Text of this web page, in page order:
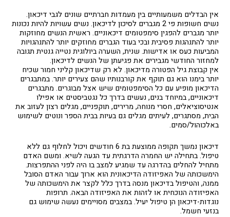
אין הבדלים משמעותיים בין מעמדות חברתיים שונים לגבי דיכאון.
נשים חשופות פי 2 מגברים לסיכון לדיכאון. נשים עשויות להיות נכונות
יותר מגברים להפגין סימפטומים דיכאוניים. ראשית הנשים מחוזקות
יותר להתנהגות פסיבית ובכי בעוד הגברים מחוזקים יותר להתנהגויות
המביעות כעס או אדישות. שנית, השערה ביולוגית נטייה גנטית תגובה
למחזור החודשי מגבירים את פגיעתן של הנשים לדיכאון.
אין קבוצת גיל הפטורה מדיכאון. לא רק שדיכאון קליני חמור שכיח
יותר בימנו הוא גם תוקף את קורבנותיו שהם צעירים יותר. במתבגרים
הדיכאון מופיע עם כל הסימפטומים שיש אצל מבוגרים. מתבגרים
דיכאוניים, במיוחד בנים, נעשים בדרך כל נגטביסטים או אפילו
אנטיסוציאלים, חסרי מנוחה, מרירים, תוקפניים, מגלים רצון לעזוב את
הבית, מסתגרים, לעיתים מגלים גם בעיות בבית הספר ונוטים לשימוש
באלכוהול/סמים.
דיכאון נמשך תקופה ממוצעת בת 6 חודשים ויכול לחלוף גם ללא
טיפול. בתחילה יש החמרה הדרגתית עד הגעה לשיא. ומשם האדם
מתחיל להחלים בהדרגה עד שמגיע למצב בו היה לפני ההתפרצות.
הימשכותה של האפיזודה הדיכאונית הוא ארוך עבור האדם הסובל
ממנה, והטיפול בדיכאון מנסה בדרך כלל לקצר את הימשכותה של
האפיזודה הנוכחית או לזהות את האפיזודה הבאה. תרופות
נוגדות-דיכאון הן טיפול יעיל. במצבים מסויימים נעשה שימוש גם
בנזעי חשמל.